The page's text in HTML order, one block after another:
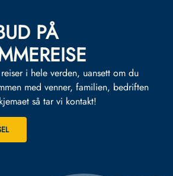
PÅ
i hele verden, uansett om du
med venner, familien, bedriften
så tar vi kontakt!